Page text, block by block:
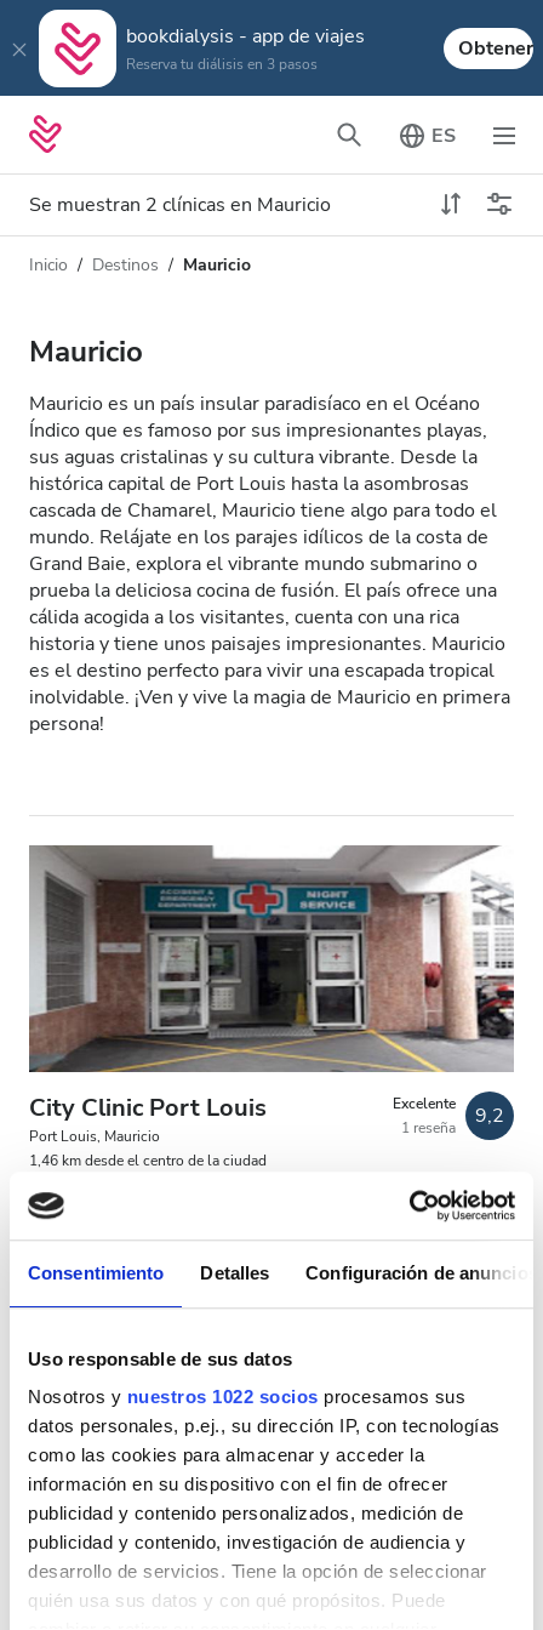
Consentimiento Detalles Configuración de anuncios
Uso responsable de sus datos
Nosotros y nuestros 1022 socios procesamos sus
datos personales, p.ej., su dirección IP, con tecnologías
como las cookies para almacenar y acceder la
información en su dispositivo con el fin de ofrecer
publicidad y contenido personalizados, medición de
publicidad y contenido, investigación de audiencia y
desarrollo de servicios. Tiene la opción de seleccionar
quién usa sus datos y con qué propósitos. Puede
bookdialysis - app de viajes
Reserva tu diálisis en 3 pasos
Obtener
ES
Se muestran 2 clínicas en Mauricio
Tipo de diálisis
Todas las diálisis
Diálisis HDF
Acepta
Pacientes con VIH
Pacientes con hepatitis B
Pacientes con hepatitis C
TSE
Instalaciones
Refrescos
WiFi gratuito
Pantallas de televisión
Traslado gratuito
Estacionamiento gratuito
Precio
EUR 100 - 200
EUR 200 - 300
EUR 300+
Turnos
Mañana
Mediodía
Distancia
Precio
Inicio Destinos Mauricio
Mauricio
Mauricio es un país insular paradisíaco en el Océano
Índico que es famoso por sus impresionantes playas,
sus aguas cristalinas y su cultura vibrante. Desde la
histórica capital de Port Louis hasta la asombrosas
cascada de Chamarel, Mauricio tiene algo para todo el
mundo. Relájate en los parajes idílicos de la costa de
Grand Baie, explora el vibrante mundo submarino o
prueba la deliciosa cocina de fusión. El país ofrece una
cálida acogida a los visitantes, cuenta con una rica
historia y tiene unos paisajes impresionantes. Mauricio
es el destino perfecto para vivir una escapada tropical
inolvidable. ¡Ven y vive la magia de Mauricio en primera
persona!
City Clinic Port Louis
Port Louis, Mauricio
1,46 km desde el centro de la ciudad
Excelente
1 reseña
9,2
Refrescos
Pantallas de televisión
Diálisis HDF 450 €